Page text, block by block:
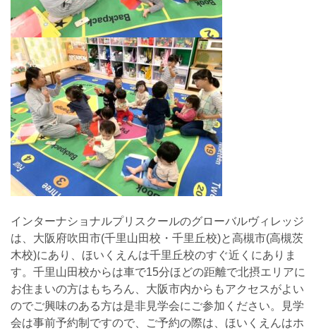
インターナショナルプリスクールのグローバルヴィレッジ
は、大阪府吹田市(千里山田校・千里丘校)と高槻市(高槻茨
木校)にあり、ほいくえんは千里丘校のすぐ近くにありま
す。千里山田校からは車で15分ほどの距離で北摂エリアに
お住まいの方はもちろん、大阪市内からもアクセスがよい
のでご興味のある方は是非見学会にご参加ください。見学
会は事前予約制ですので、ご予約の際は、ほいくえんはホ